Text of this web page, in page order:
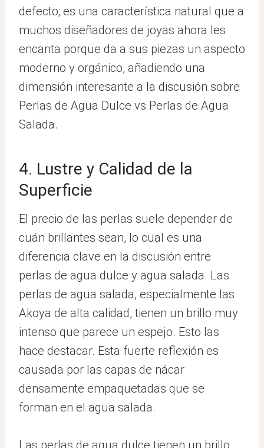
defecto; es una característica natural que a
muchos diseñadores de joyas ahora les
encanta porque da a sus piezas un aspecto
moderno y orgánico, añadiendo una
dimensión interesante a la discusión sobre
Perlas de Agua Dulce vs Perlas de Agua
Salada.
4. Lustre y Calidad de la
Superficie
El precio de las perlas suele depender de
cuán brillantes sean, lo cual es una
diferencia clave en la discusión entre
perlas de agua dulce y agua salada. Las
perlas de agua salada, especialmente las
Akoya de alta calidad, tienen un brillo muy
intenso que parece un espejo. Esto las
hace destacar. Esta fuerte reflexión es
causada por las capas de nácar
densamente empaquetadas que se
forman en el agua salada.
Las perlas de agua dulce tienen un brillo